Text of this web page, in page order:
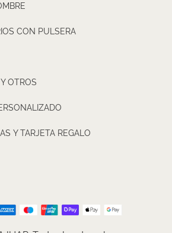
CON PULSERA
OTROS
Y TARJETA REGALO